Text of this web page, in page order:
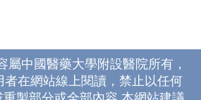
屬中國醫藥大學附設醫院所有，
者在網站線上閱讀，禁止以任何